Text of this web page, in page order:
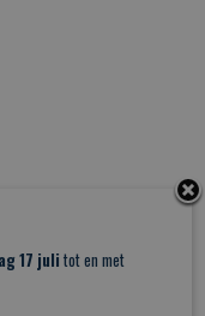
17 juli tot en met